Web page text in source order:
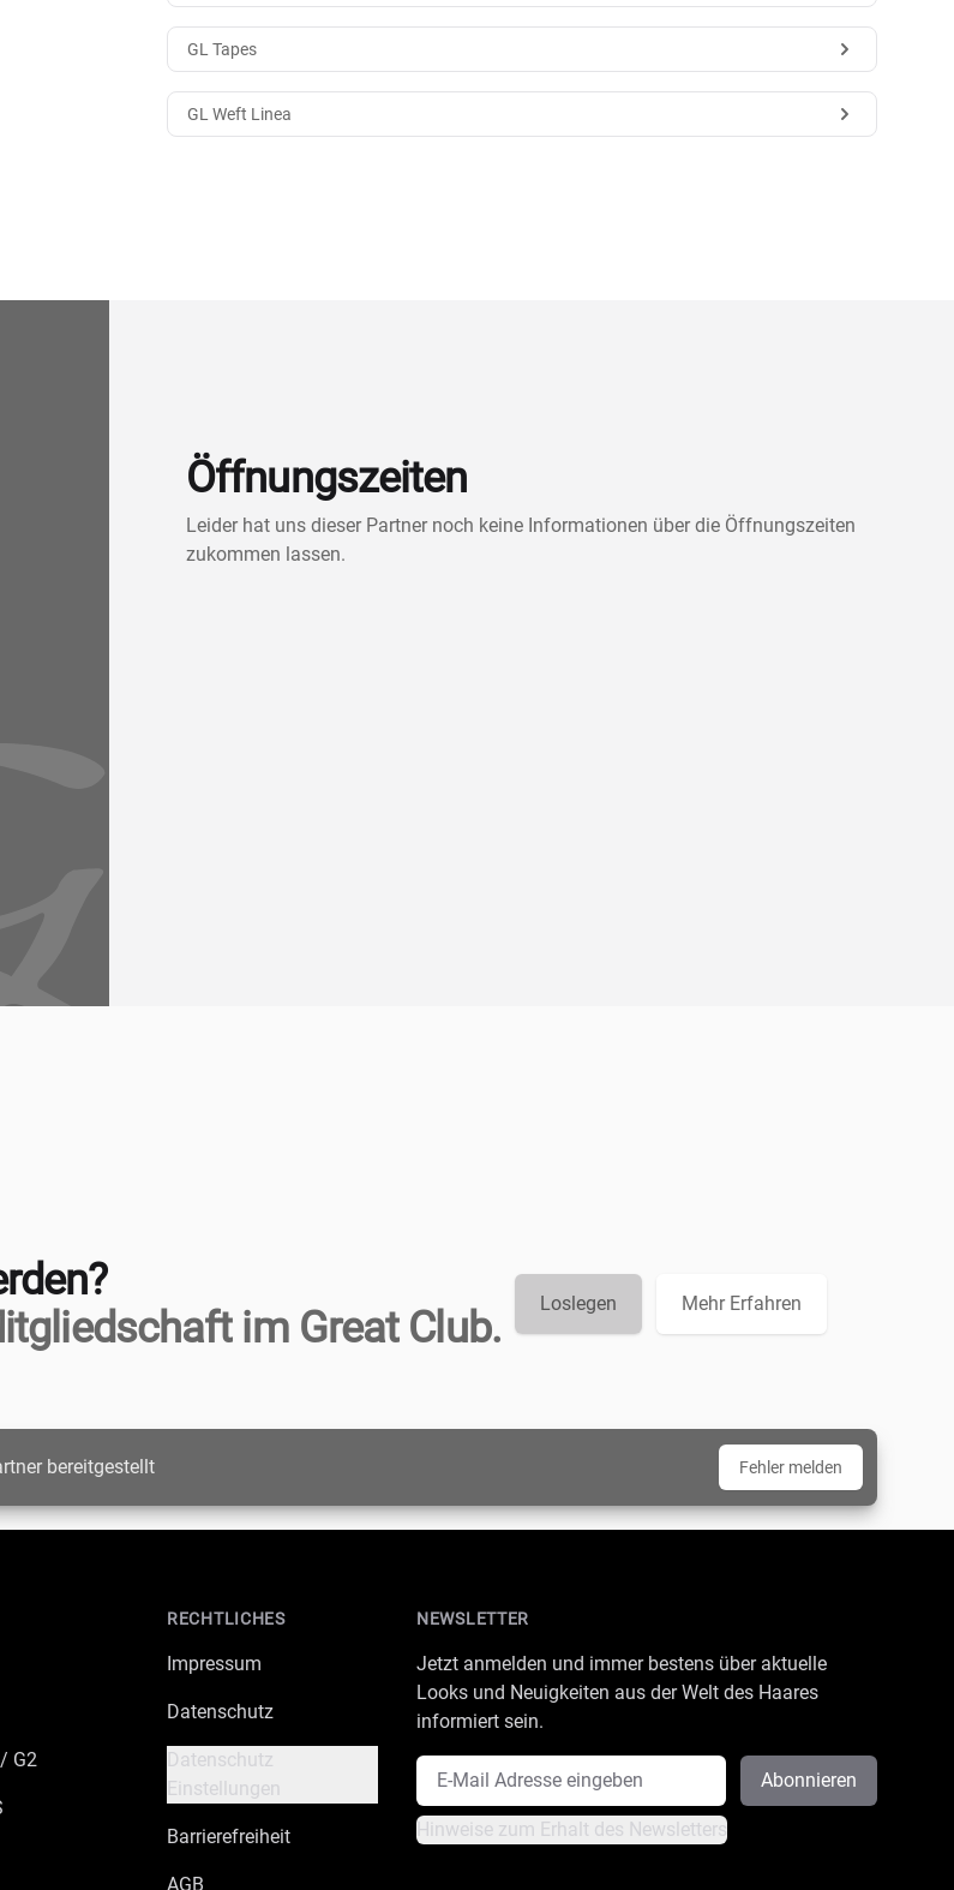
GL Tapes
GL Weft Linea
Öffnungszeiten
Leider hat uns dieser Partner noch keine Informationen über die Öffnungszeiten
zukommen lassen.
im Great Club.
Loslegen Mehr Erfahren
bereitgestellt Fehler melden
G2
RECHTLICHES
Impressum
Datenschutz
Datenschutz
Einstellungen
Barrierefreiheit
AGB
NEWSLETTER
Jetzt anmelden und immer bestens über aktuelle
Looks und Neuigkeiten aus der Welt des Haares
informiert sein.
E-Mail Adresse
Abonnieren
Hinweise zum Erhalt des Newsletters